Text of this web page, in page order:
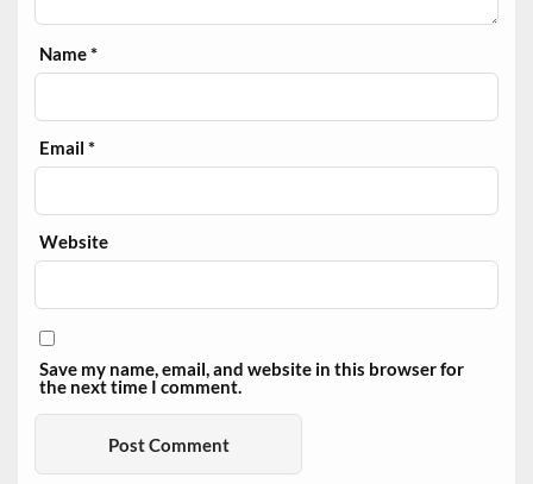
Name*
Email*
Website
Save my name, email, and website in this browser for
the next time I comment.